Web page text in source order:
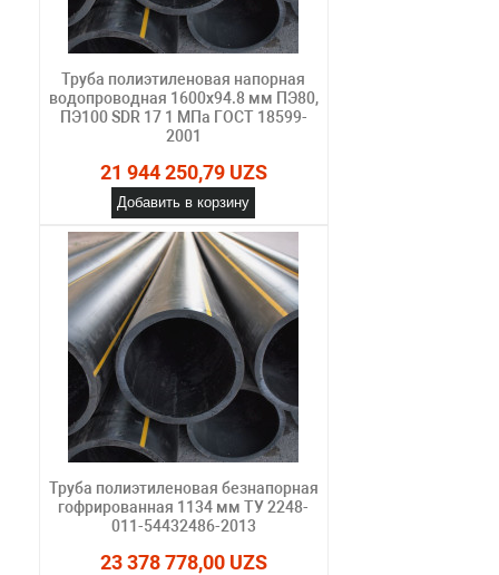
Труба полиэтиленовая напорная
водопроводная 1600х94.8 мм ПЭ80,
ПЭ100 SDR 17 1 МПа ГОСТ 18599-
2001
21 944 250,79 UZS
Добавить в корзину
Труба полиэтиленовая безнапорная
гофрированная 1134 мм ТУ 2248-
011-54432486-2013
23 378 778,00 UZS